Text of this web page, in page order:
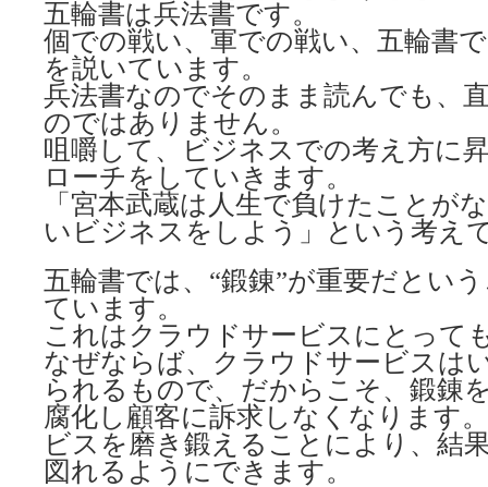
五輪書は兵法書です。
個での戦い、軍での戦い、五輪書
を説いています。
兵法書なのでそのまま読んでも、
のではありません。
咀嚼して、ビジネスでの考え方に
ローチをしていきます。
「宮本武蔵は人生で負けたことが
いビジネスをしよう」という考え
五輪書では、“鍛錬”が重要だとい
ています。
これはクラウドサービスにとって
なぜならば、クラウドサービスは
られるもので、だからこそ、鍛錬
腐化し顧客に訴求しなくなります
ビスを磨き鍛えることにより、結
図れるようにできます。